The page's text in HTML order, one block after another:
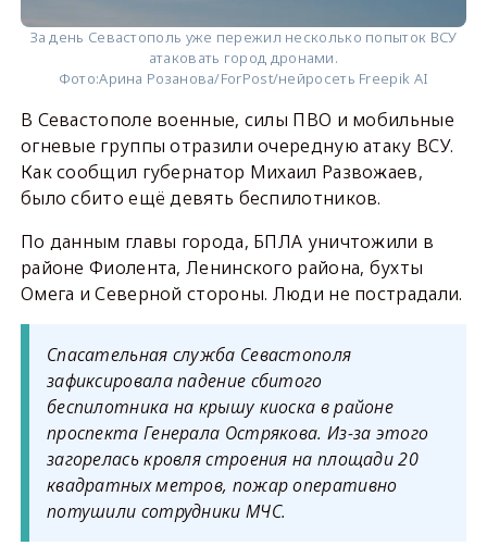
За день Севастополь уже пережил несколько попыток ВСУ
атаковать город дронами.
Фото:Арина Розанова/ForPost/нейросеть Freepik AI
В Севастополе военные, силы ПВО и мобильные
огневые группы отразили очередную атаку ВСУ.
Как сообщил губернатор Михаил Развожаев,
было сбито ещё девять беспилотников.
По данным главы города, БПЛА уничтожили в
районе Фиолента, Ленинского района, бухты
Омега и Северной стороны. Люди не пострадали.
Спасательная служба Севастополя
зафиксировала падение сбитого
беспилотника на крышу киоска в районе
проспекта Генерала Острякова. Из-за этого
загорелась кровля строения на площади 20
квадратных метров, пожар оперативно
потушили сотрудники МЧС.